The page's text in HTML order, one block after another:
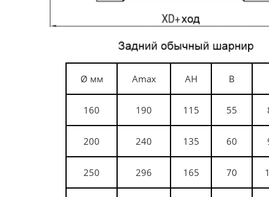
Ø мм Amax AH B
160 190 115 55
200 240 135 60
250 296 165 70